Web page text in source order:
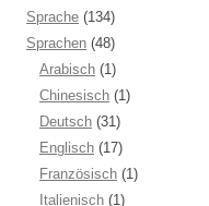
Sprache (134)
Sprachen (48)
Arabisch (1)
Chinesisch (1)
Deutsch (31)
Englisch (17)
Französisch (1)
Italienisch (1)